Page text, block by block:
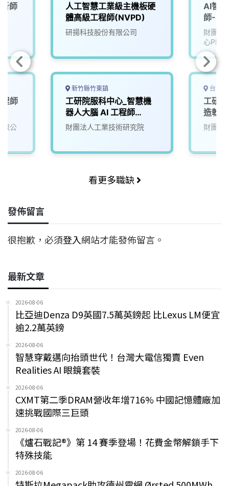
師
師
限公
人工智慧工業級主機板硬
體高級工程師(NVPD)
研揚科技股份有限公司
新竹縣竹東鎮
工研院服科中心_智慧機
器人大腦 AI 工程師
(A000新竹/台南)
財團法人工業技術研究院
AI智
師-
財團法
心PMC
台中
工研
造軟
財團法
看更多職缺
發佈留言
很抱歉，必須登入網站才能發佈留言。
最新文章
2026-08-06
比亞迪Denza D9英國7.5萬英鎊起 比Lexus LM便宜
逾2.2萬英鎊
2026-08-06
智慧穿戴邁向抬頭世代！台灣大電信獨賣 Even
Realities AI 眼鏡套裝
2026-08-06
CXMT第二季DRAM營收年增716% 中國記憶體廠加
速挑戰國際三巨頭
2026-08-06
《爐石戰記®》第 14 賽季登場！花費金幣解鎖手下
特殊技能
2026-08-06